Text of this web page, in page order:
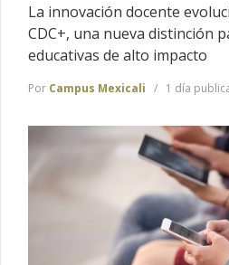
La innovación docente
CDC+, una nueva distinción
educativas de alto impacto
Por Campus Mexicali 1 día